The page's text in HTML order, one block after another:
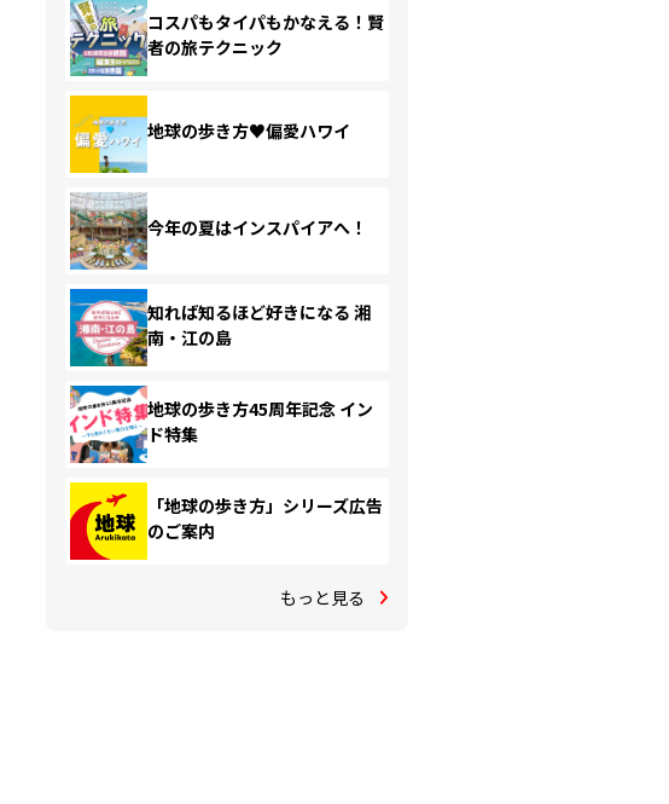
コスパもタイパもかなえる！賢
者の旅テクニック
地球の歩き方♥偏愛ハワイ
今年の夏はインスパイアへ！
知れば知るほど好きになる 湘
南・江の島
地球の歩き方45周年記念 イン
ド特集
「地球の歩き方」シリーズ広告
のご案内
もっと見る